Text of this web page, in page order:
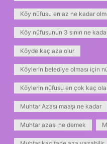
Köy nüfusu en az ne kadar
Köy nüfusunun 3 sınırı ne
Köyde kaç aza olur
Köylerin belediye olması için
Köylerin nüfusu en çok kaç
Muhtar Azası maaşı ne kadar
Muhtar azası ne demek